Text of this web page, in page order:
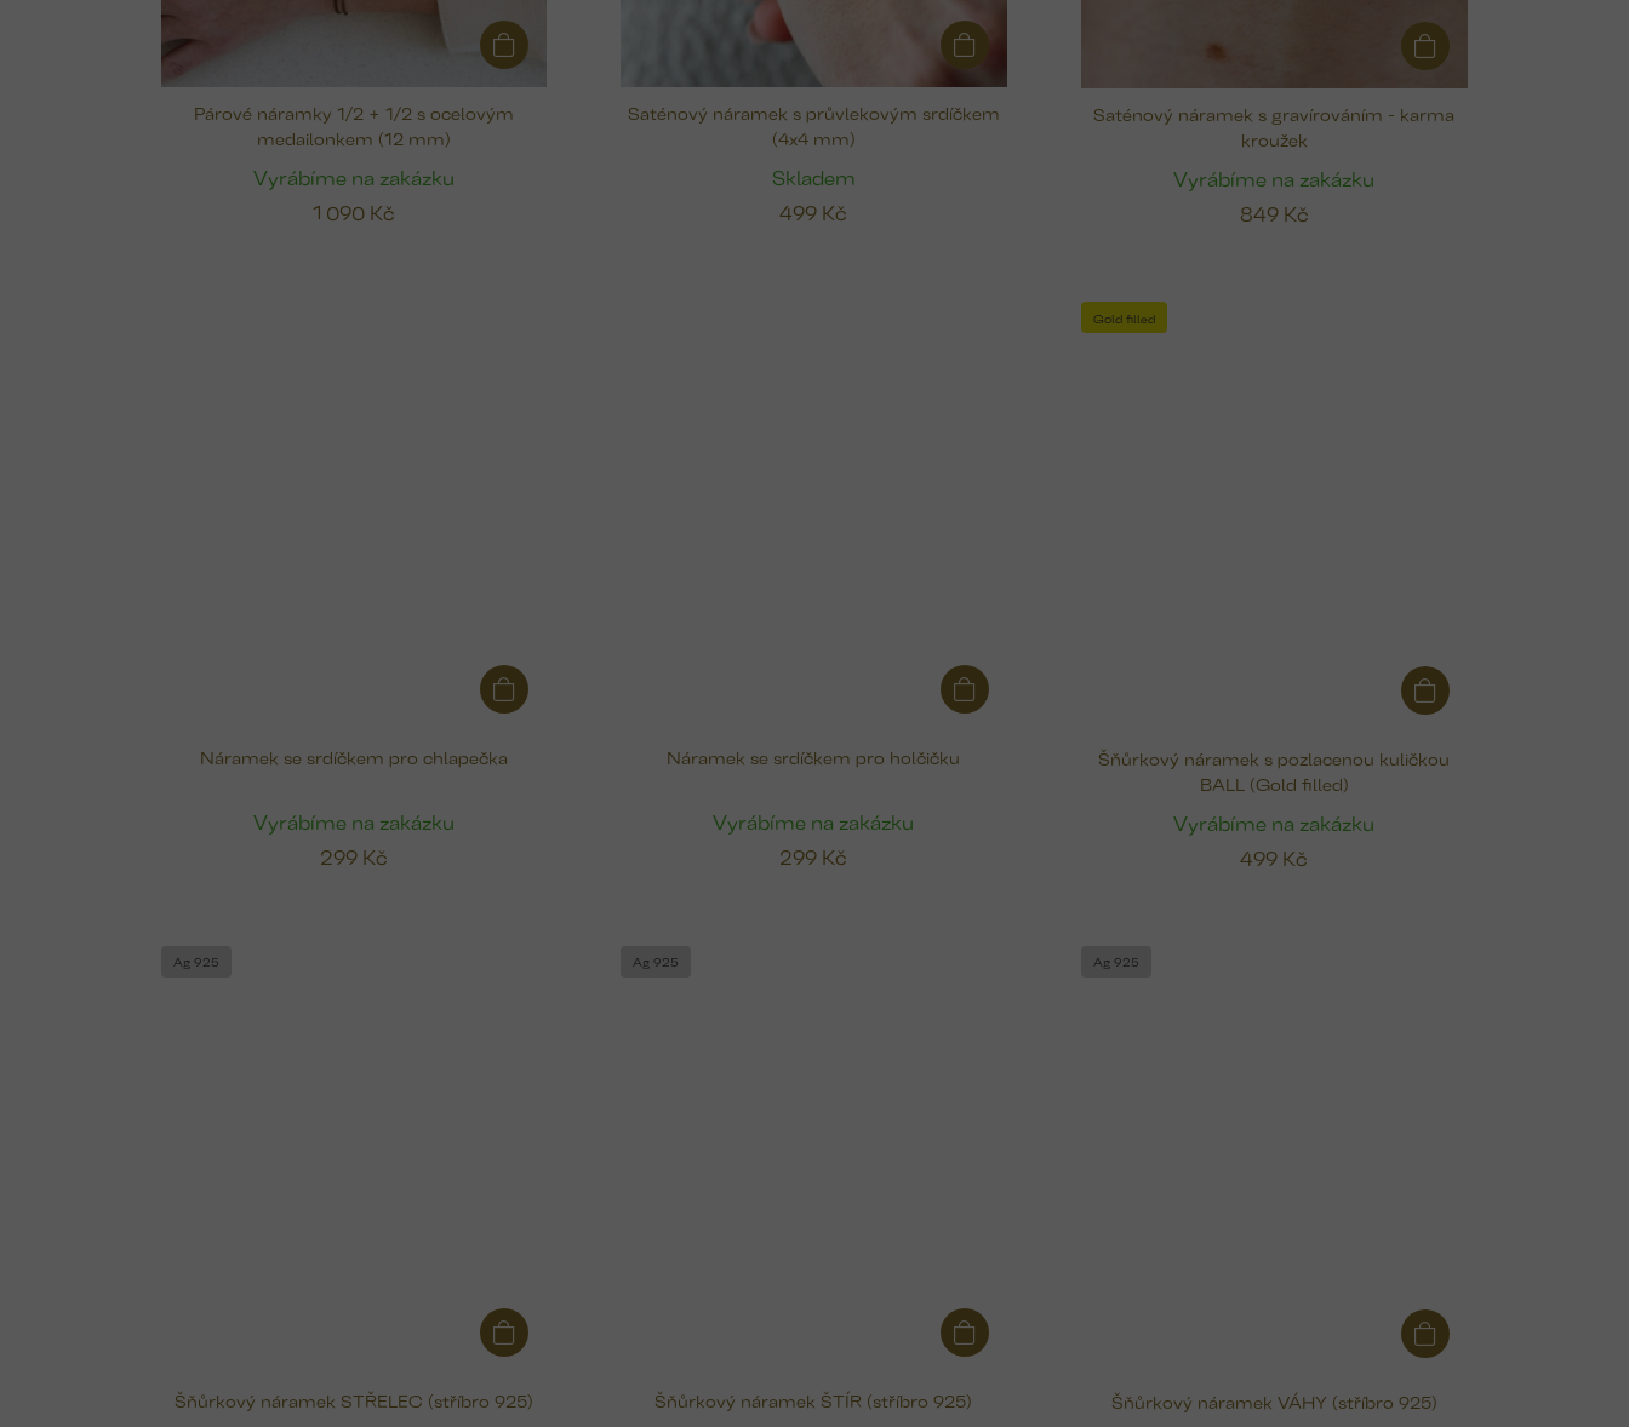
Párové náramky 1/2 + 1/2 s ocelovým
medailonkem (12 mm)
Vyrábíme na zakázku
1 090 Kč
Saténový náramek s průvlekovým srdíčkem
(4x4 mm)
Skladem
499 Kč
Saténový náramek s gravírováním - karma
kroužek
Vyrábíme na zakázku
849 Kč
Náramek se srdíčkem pro chlapečka
Vyrábíme na zakázku
299 Kč
Náramek se srdíčkem pro holčičku
Vyrábíme na zakázku
299 Kč
Gold filled
Šňůrkový náramek s pozlacenou kuličkou
BALL (Gold filled)
Vyrábíme na zakázku
499 Kč
Ag 925
Šňůrkový náramek STŘELEC (stříbro 925)
Ag 925
Šňůrkový náramek ŠTÍR (stříbro 925)
Ag 925
Šňůrkový náramek VÁHY (stříbro 925)